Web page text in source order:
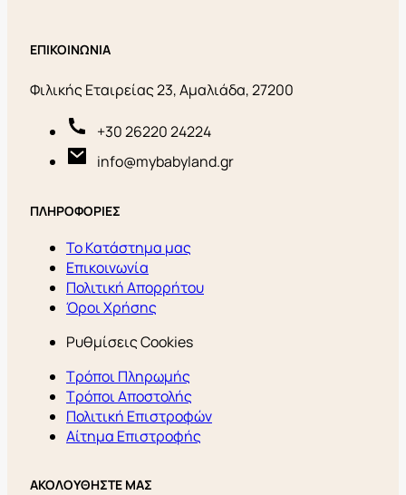
ΕΠΙΚΟΙΝΩΝΙΑ
Φιλικής Εταιρείας 23, Αμαλιάδα, 27200
+30 26220 24224
info@mybabyland.gr
ΠΛΗΡΟΦΟΡΙΕΣ
Το Κατάστημα μας
Επικοινωνία
Πολιτική Απορρήτου
Όροι Χρήσης
Ρυθμίσεις Cookies
Τρόποι Πληρωμής
Τρόποι Αποστολής
Πολιτική Επιστροφών
Αίτημα Επιστροφής
ΑΚΟΛΟΥΘΗΣΤΕ ΜΑΣ